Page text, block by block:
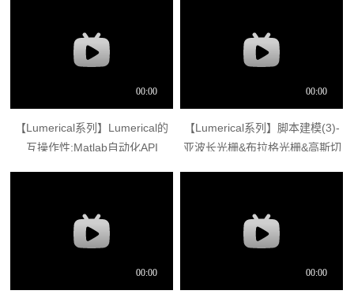
【Lumerical系列】Lumerical的
互操作性:Matlab自动化API
【Lumerical系列】脚本建模(3)-
亚波长光栅&布拉格光栅&高斯切